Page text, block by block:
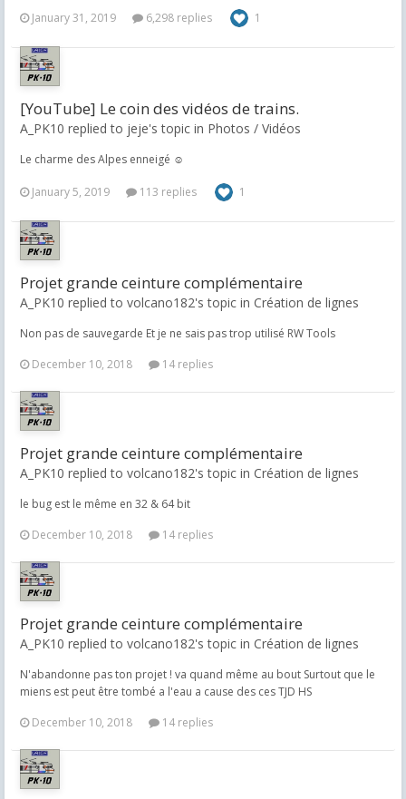
January 31, 2019 6,298 replies 1
[YouTube] Le coin des vidéos de trains.
A_PK10 replied to jeje's topic in Photos / Vidéos
Le charme des Alpes enneigé ☺️
January 5, 2019 113 replies 1
Projet grande ceinture complémentaire
A_PK10 replied to volcano182's topic in Création de lignes
Non pas de sauvegarde Et je ne sais pas trop utilisé RW Tools
December 10, 2018
14 replies
Projet grande ceinture complémentaire
A_PK10 replied to volcano182's topic in Création de lignes
le bug est le même en 32 & 64 bit
December 10, 2018
14 replies
Projet grande ceinture complémentaire
A_PK10 replied to volcano182's topic in Création de lignes
N'abandonne pas ton projet ! va quand même au bout Surtout que le
miens est peut être tombé a l'eau a cause des ces TJD HS
December 10, 2018
14 replies